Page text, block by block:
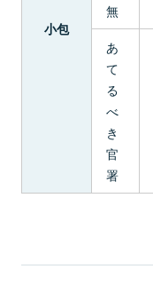
小包
無
あ
て
る
べ
き
官
署